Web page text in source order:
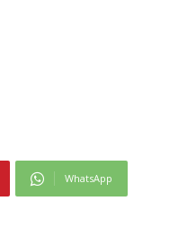
WhatsApp